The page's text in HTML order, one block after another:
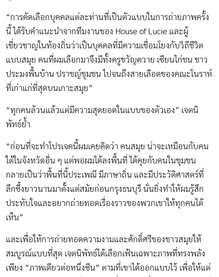
“การคัดเลือกบุคคลแต่ละท่านที่เป็นตัวแบบในการถ่ายภาพครั้ง
นี้ ได้รับคำแนะนำจากทีมงานของ House of Lucie และผู้
เชี่ยวชาญในท้องถิ่นว่าเป็นบุคคลที่มีความเชื่อมโยงกับวิถีชีวิต
แบบสมุย คนที่ผมเลือกมาจึงมีทั้งครูขวัญควาย เซียนไก่ชน ชาว
ประมงพื้นบ้าน ปราชญ์ชุมชน ไปจนถึงสายเลือดของคณะโนราห์
ที่เก่าแก่ที่สุดบนเกาะสมุย”
“ทุกคนล้วนแล้วแต่มีความสุดยอดในแบบของตัวเอง” เจตนิ
พัทธ์ย้ำ
“ก่อนที่จะทำโปรเจคนี้ผมเคยคิดว่า คนสมุย น่าจะเหมือนกับคน
ใต้ในจังหวัดอื่น ๆ แต่พอผมได้ลงพื้นที่ ได้คุยกับคนในชุมชน
กลายเป็นว่าพื้นที่นี้ประเพณี มีภาษาถิ่น และมีประวัติศาสตร์ที่
ลึกซึ้งยาวนานมาตั้งแต่สมัยก่อนกรุงธนบุรี นั่นยิ่งทำให้ผมรู้สึก
ประทับใจและอยากถ่ายทอดเรื่องราวของพวกเขาให้ทุกคนได้
เห็น”
และเพื่อให้การถ่ายทอดความงามและศักดิ์ศรีของชาวสมุยให้
สมบูรณ์แบบที่สุด เจตนิพัทธ์ได้เลือกเฟ้นเฉพาะภาพที่ทรงพลัง
เพียง “ภาพเดียวต่อหนึ่งซีน” ตามที่เขาได้ออกแบบไว้ เพื่อให้แต่